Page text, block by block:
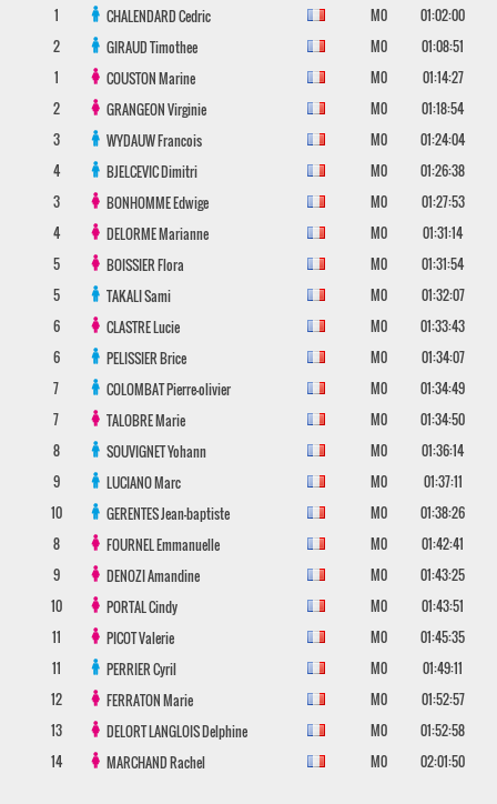
1 CHALENDARDCedric M0
01:02:00
2
GIRAUDTimothee M0
01:08:51
1
COUSTONMarine M0
01:14:27
2
GRANGEONVirginie M0
01:18:54
3
WYDAUWFrancois M0
01:24:04
4
BJELCEVICDimitri M0
01:26:38
3
BONHOMMEEdwige M0
01:27:53
4
DELORMEMarianne M0
01:31:14
5
BOISSIERFlora M0
01:31:54
5
TAKALISami M0
01:32:07
6
CLASTRELucie M0
01:33:43
6
PELISSIERBrice M0
01:34:07
7
COLOMBATPierre-olivier M0
01:34:49
7
TALOBREMarie M0
01:34:50
8
SOUVIGNETYohann M0
01:36:14
9
LUCIANOMarc M0
01:37:11
10
GERENTESJean-baptiste M0
01:38:26
8
FOURNELEmmanuelle M0
01:42:41
9
DENOZIAmandine M0
01:43:25
10
PORTALCindy M0
01:43:51
11
PICOTValerie M0
01:45:35
11
PERRIERCyril M0
01:49:11
12
FERRATONMarie M0
01:52:57
13
DELORT LANGLOISDelphine M0
01:52:58
14
MARCHANDRachel M0 02:01:50